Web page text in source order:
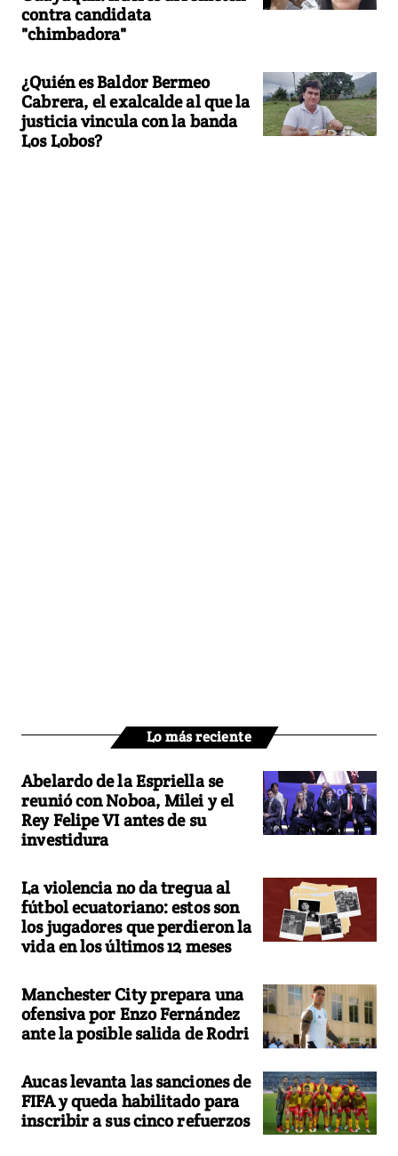
contra candidata
"chimbadora"
¿Quién es Baldor Bermeo
Cabrera, el exalcalde al que la
justicia vincula con la banda
Los Lobos?
Lo más reciente
Abelardo de la Espriella se
reunió con Noboa, Milei y el
Rey Felipe VI antes de su
investidura
La violencia no da tregua al
fútbol ecuatoriano: estos son
los jugadores que perdieron la
vida en los últimos 12 meses
Manchester City prepara una
ofensiva por Enzo Fernández
ante la posible salida de Rodri
Aucas levanta las sanciones de
FIFA y queda habilitado para
inscribir a sus cinco refuerzos